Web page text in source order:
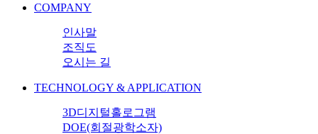
COMPANY
인사말
조직도
오시는 길
TECHNOLOGY & APPLICATION
3D디지털홀로그램
DOE(회절광학소자)